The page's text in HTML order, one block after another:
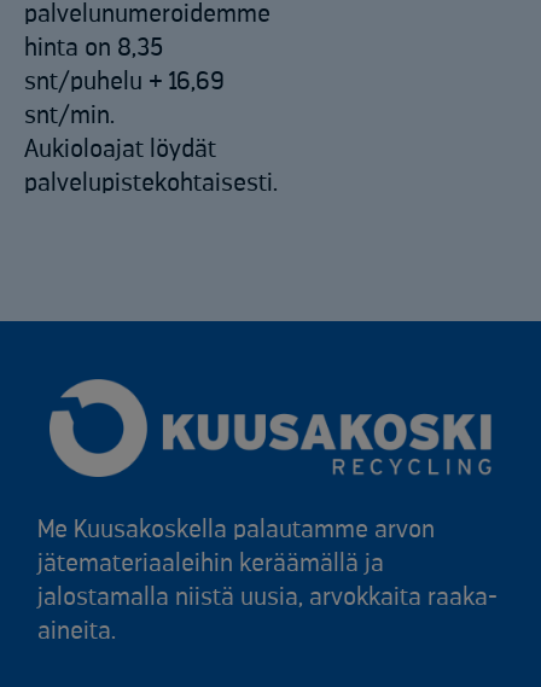
palvelunumeroidemme
hinta on 8,35
snt/puhelu + 16,69
snt/min.
Aukioloajat löydät
palvelupistekohtaisesti.
Me Kuusakoskella palautamme arvon
jätemateriaaleihin keräämällä ja
jalostamalla niistä uusia, arvokkaita raaka-
aineita.